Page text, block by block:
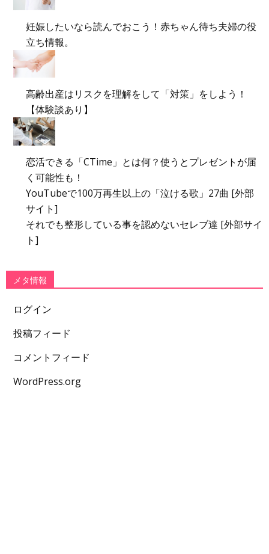
妊娠したいなら読んでおこう！赤ちゃん待ち夫婦の役
立ち情報。
高齢出産はリスクを理解をして「対策」をしよう！
【体験談あり】
恋活できる「CTime」とは何？使うとプレゼントが届
く可能性も！
YouTubeで100万再生以上の「泣ける歌」27曲 [外部
サイト]
それでも整形している事を認めないセレブ達 [外部サイ
ト]
メタ情報
ログイン
投稿フィード
コメントフィード
WordPress.org